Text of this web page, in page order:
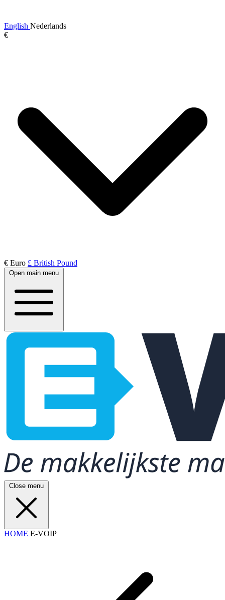
English Nederlands
€
€ Euro £ British Pound
Open main menu
Close menu
HOME E-VOIP